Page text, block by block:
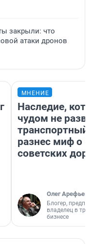
закрыли: что
атаки дронов
МНЕНИЕ
Наследие,
чудом не
транспортный
разнес миф о
советских
Олег Арефьев
Блогер,
владелец в
бизнесе